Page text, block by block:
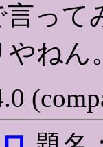
言って
やねん